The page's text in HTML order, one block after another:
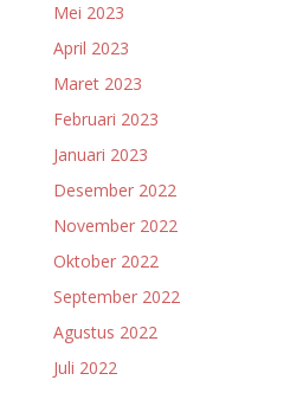
Mei 2023
April 2023
Maret 2023
Februari 2023
Januari 2023
Desember 2022
November 2022
Oktober 2022
September 2022
Agustus 2022
Juli 2022